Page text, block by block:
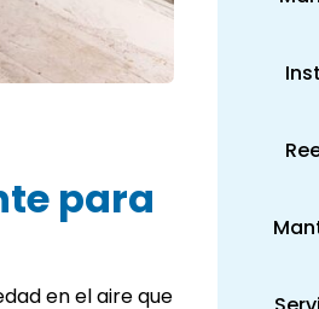
para
en el aire que